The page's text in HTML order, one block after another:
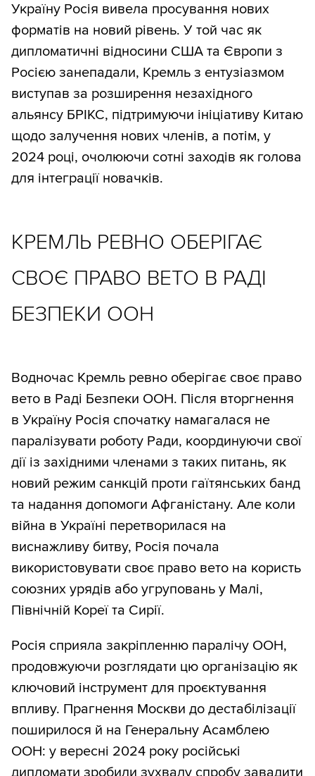
Україну Росія вивела просування нових
форматів на новий рівень. У той час як
дипломатичні відносини США та Європи з
Росією занепадали, Кремль з ентузіазмом
виступав за розширення незахідного
альянсу БРІКС, підтримуючи ініціативу Китаю
щодо залучення нових членів, а потім, у
2024 році, очолюючи сотні заходів як голова
для інтеграції новачків.
КРЕМЛЬ РЕВНО ОБЕРІГАЄ
СВОЄ ПРАВО ВЕТО В РАДІ
БЕЗПЕКИ ООН
Водночас Кремль ревно оберігає своє право
вето в Раді Безпеки ООН. Після вторгнення
в Україну Росія спочатку намагалася не
паралізувати роботу Ради, координуючи свої
дії із західними членами з таких питань, як
новий режим санкцій проти гаїтянських банд
та надання допомоги Афганістану. Але коли
війна в Україні перетворилася на
виснажливу битву, Росія почала
використовувати своє право вето на користь
союзних урядів або угруповань у Малі,
Північній Кореї та Сирії.
Росія сприяла закріпленню паралічу ООН,
продовжуючи розглядати цю організацію як
ключовий інструмент для проєктування
впливу. Прагнення Москви до дестабілізації
поширилося й на Генеральну Асамблею
ООН: у вересні 2024 року російські